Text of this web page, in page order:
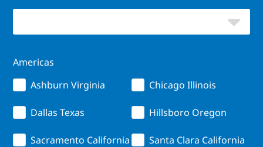
Americas
Ashburn Virginia
Chicago Illinois
Dallas Texas Hillsboro Oregon
Sacramento California Santa Clara California